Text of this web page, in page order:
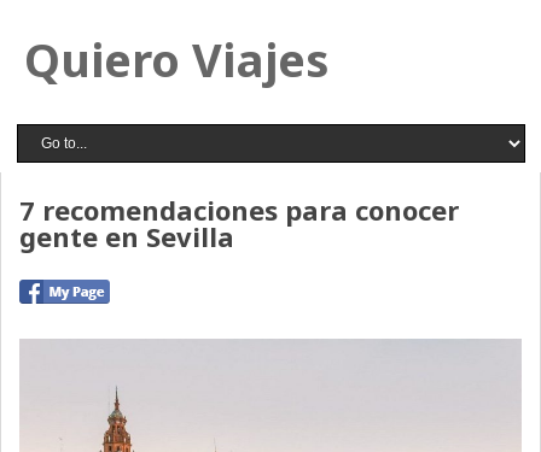
Quiero Viajes
7 recomendaciones para conocer
gente en Sevilla